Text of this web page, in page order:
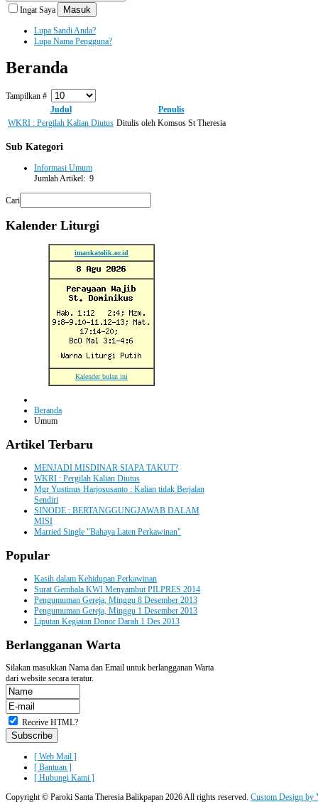
Ingat Saya Masuk
Lupa Sandi Anda?
Lupa Nama Pengguna?
Beranda
Tampilkan #
Judul
Penulis
WKRI : Pergilah Kalian Diutus Ditulis oleh Komsos St Theresia
Sub Kategori
Informasi Umum
Jumlah Artikel: 9
Cari
Kalender Liturgi
imankatolik.or.id
Kalender bulan ini
Beranda
Umum
Artikel Terbaru
MENJADI MISDINAR SIAPA TAKUT?
WKRI : Pergilah Kalian Diutus
Mgr Yustinus Harjosusanto : Kalian tidak Berjalan
Sendiri
SINODE : BERTANGGUNGJAWAB DALAM
MISI
Married Single "Bahaya Laten Perkawinan"
Popular
Kasih dalam Kehidupan Perkawinan
Surat Gembala KWI Menyambut PILPRES 2014
Pengumuman Gereja, Minggu 8 Desember 2013
Pengumuman Gereja, Minggu 1 Desember 2013
Liputan Kegiatan Donor Darah 1 Des 2013
Berlangganan Warta
Silakan masukkan Nama dan Email untuk berlangganan Warta
dari website secara teratur.
Receive HTML?
[ Web Mail ]
[ Bantuan ]
[ Hubungi Kami ]
Copyright © Paroki Santa Theresia Balikpapan 2026 All rights reserved. Custom Design by